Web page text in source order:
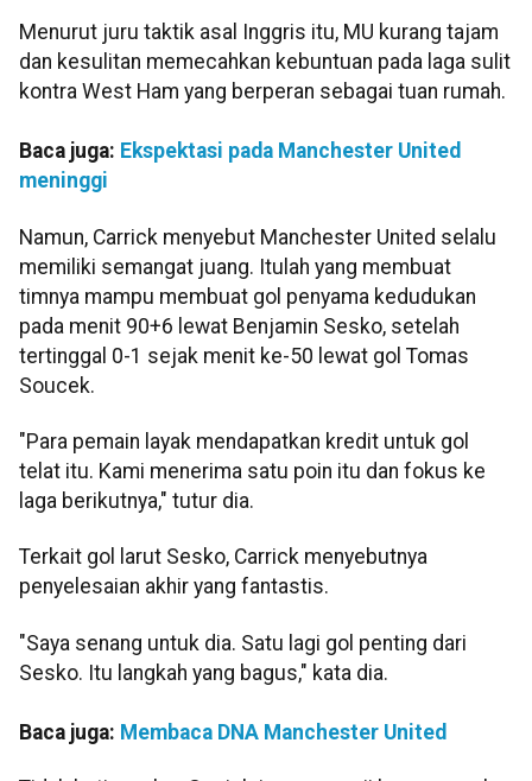
Menurut juru taktik asal Inggris itu, MU kurang tajam
dan kesulitan memecahkan kebuntuan pada laga sulit
kontra West Ham yang berperan sebagai tuan rumah.
Baca juga: Ekspektasi pada Manchester United
meninggi
Namun, Carrick menyebut Manchester United selalu
memiliki semangat juang. Itulah yang membuat
timnya mampu membuat gol penyama kedudukan
pada menit 90+6 lewat Benjamin Sesko, setelah
tertinggal 0-1 sejak menit ke-50 lewat gol Tomas
Soucek.
"Para pemain layak mendapatkan kredit untuk gol
telat itu. Kami menerima satu poin itu dan fokus ke
laga berikutnya," tutur dia.
Terkait gol larut Sesko, Carrick menyebutnya
penyelesaian akhir yang fantastis.
"Saya senang untuk dia. Satu lagi gol penting dari
Sesko. Itu langkah yang bagus," kata dia.
Baca juga: Membaca DNA Manchester United